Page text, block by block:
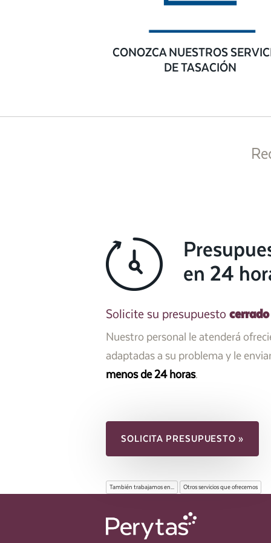
CONOZCA NUESTROS
DE TASACIÓN
en 24
Solicite su presupuesto
Nuestro personal le atenderá
adaptadas a su problema y le
menos de 24 horas.
SOLICITA PRESUPUESTO »
También trabajamos en... Otros servicios que ofrecemos